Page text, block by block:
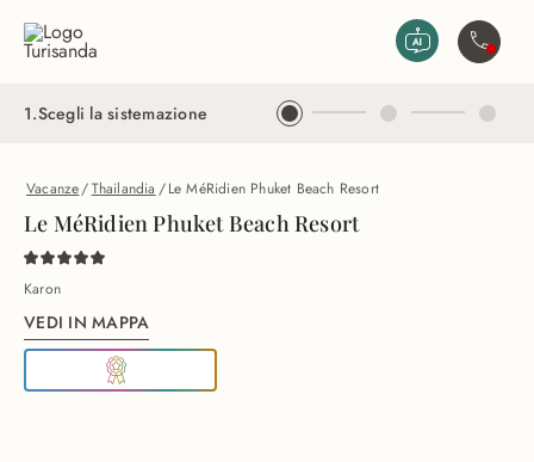
1.Scegli la sistemazione
Vacanze/Thailandia /Le MéRidien Phuket Beach Resort
Le MéRidien Phuket Beach Resort
Karon
VEDI IN MAPPA